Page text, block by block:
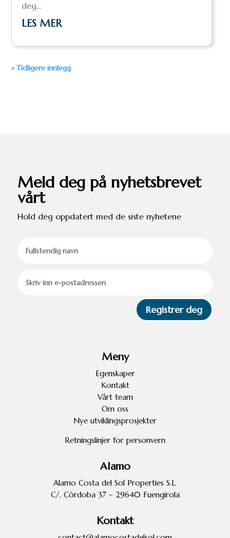
deg...
LES MER
« Tidligere innlegg
Meld deg på nyhetsbrevet
vårt
Hold deg oppdatert med de siste nyhetene
Registrer deg
Meny
Egenskaper
Kontakt
Vårt team
Om oss
Nye utviklingsprosjekter
Retningslinjer for personvern
Alamo
Alamo Costa del Sol Properties S.L.
C/. Córdoba 37 – 29640 Fuengirola
Kontakt